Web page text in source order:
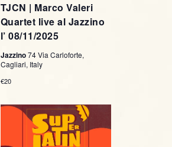
TJCN | Marco Valeri
Quartet live al Jazzino
l’ 08/11/2025
Jazzino74 Via Carloforte,
Cagliari, Italy
€20